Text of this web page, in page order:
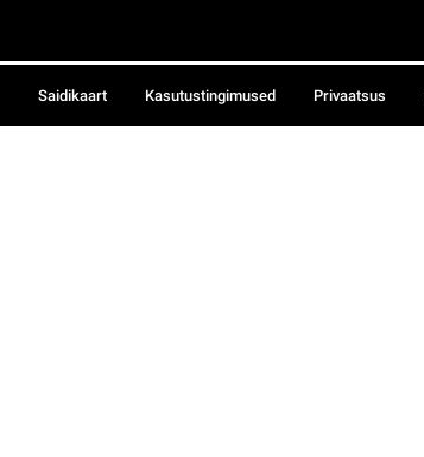
Saidikaart Kasutustingimused Privaatsus